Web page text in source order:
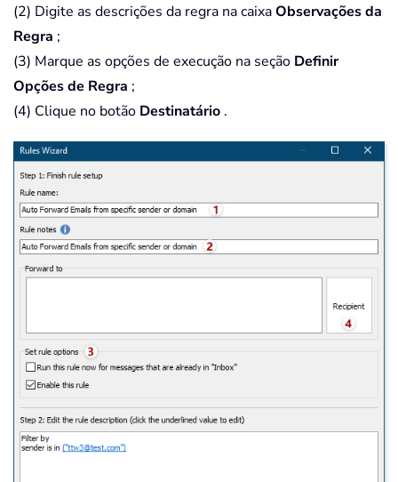
(2) Digite as descrições da regra na caixaObservações da
Regra ;
(3) Marque as opções de execução na seção Definir
Opções de Regra ;
(4) Clique no botão Destinatário .